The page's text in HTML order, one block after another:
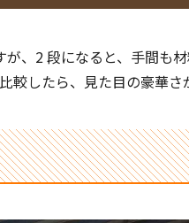
、2 段になると、手間も
したら、見た目の豪華さ